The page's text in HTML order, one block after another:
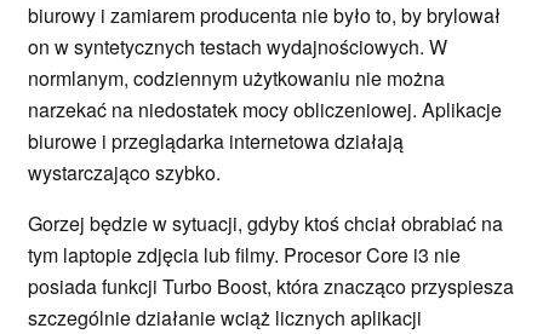
biurowy i zamiarem producenta nie było to, by brylował
on w syntetycznych testach wydajnościowych. W
normlanym, codziennym użytkowaniu nie można
narzekać na niedostatek mocy obliczeniowej. Aplikacje
biurowe i przeglądarka internetowa działają
wystarczająco szybko.
Gorzej będzie w sytuacji, gdyby ktoś chciał obrabiać na
tym laptopie zdjęcia lub filmy. Procesor Core i3 nie
posiada funkcji Turbo Boost, która znacząco przyspiesza
szczególnie działanie wciąż licznych aplikacji